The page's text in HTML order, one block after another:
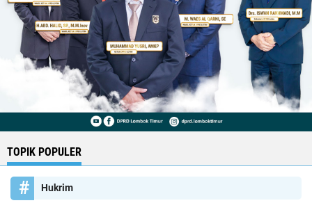
TOPIK POPULER
Hukrim